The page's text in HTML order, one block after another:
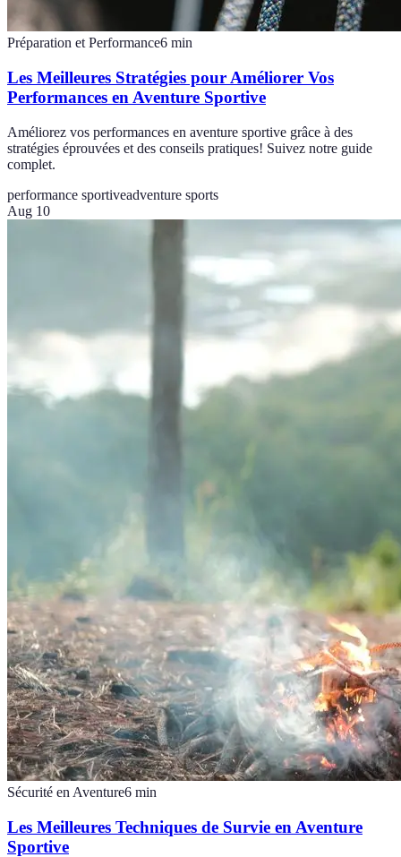
Préparation et Performance6 min
Les Meilleures Stratégies pour Améliorer Vos
Performances en Aventure Sportive
Améliorez vos performances en aventure sportive grâce à des
stratégies éprouvées et des conseils pratiques! Suivez notre guide
complet.
performance sportiveadventure sports
Aug 10
Sécurité en Aventure6 min
Les Meilleures Techniques de Survie en Aventure
Sportive